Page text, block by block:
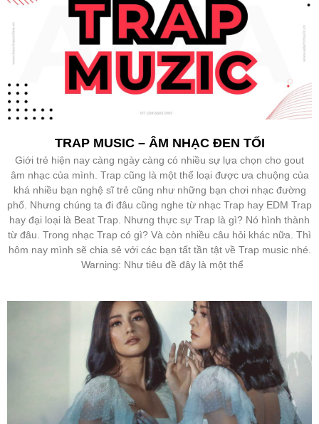
TRAP MUSIC – ÂM NHẠC ĐEN TỐI
Giới trẻ hiện nay càng ngày càng có nhiều sự lựa chọn cho gout
âm nhạc của mình. Trap cũng là một thể loại được ưa chuộng của
khá nhiều bạn nghệ sĩ trẻ cũng như những bạn chơi nhạc đường
phố. Nhưng chúng ta đi đâu cũng nghe từ nhạc Trap hay EDM Trap
hay đại loại là Beat Trap. Nhưng thực sự Trap là gì? Nó hình thành
từ đâu. Trong nhạc Trap có gì? Và còn nhiều câu hỏi khác nữa. Thì
hôm nay mình sẽ chia sẻ với các bạn tất tần tật về Trap music nhé.
Warning: Như tiêu đề đây là một thể